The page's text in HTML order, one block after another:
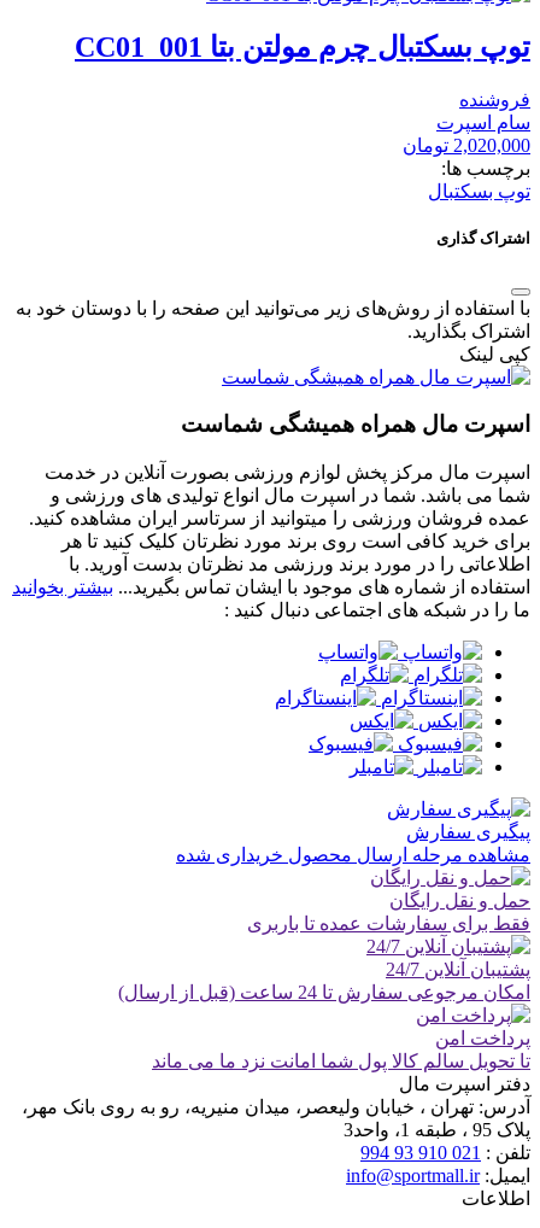
توپ بسکتبال چرم مولتن بتا CC01_001
فروشنده
سام اسپرت
2,020,000 تومان
برچسب ها:
توپ بسکتبال
اشتراک گذاری
با استفاده از روش‌های زیر می‌توانید این صفحه را با دوستان خود به
اشتراک بگذارید.
کپی لینک
اسپرت مال همراه همیشگی شماست
اسپرت مال مرکز پخش لوازم ورزشی بصورت آنلاین در خدمت
شما می باشد. شما در اسپرت مال انواع تولیدی های ورزشی و
عمده فروشان ورزشی را میتوانید از سرتاسر ایران مشاهده کنید.
برای خرید کافی است روی برند مورد نظرتان کلیک کنید تا هر
اطلاعاتی را در مورد برند ورزشی مد نظرتان بدست آورید. با
استفاده از شماره های موجود با ایشان تماس بگیرید... بیشتر بخوانید
ما را در شبکه های اجتماعی دنبال کنید :
پیگیری سفارش
مشاهده مرحله ارسال محصول خریداری شده
حمل و نقل رایگان
فقط برای سفارشات عمده تا باربری
پشتیبان آنلاین 24/7
امکان مرجوعی سفارش تا 24 ساعت (قبل از ارسال)
پرداخت امن
تا تحویل سالم کالا پول شما امانت نزد ما می ماند
دفتر اسپرت مال
آدرس: تهران ، خیابان ولیعصر، میدان منیریه، رو به روی بانک مهر،
پلاک 95 ، طبقه 1، واحد3
تلفن : 021 910 93 994
ایمیل:info@sportmall.ir
اطلاعات